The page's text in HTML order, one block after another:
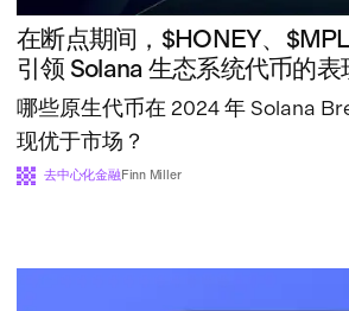
在断点期间，$HONEY、
引领 Solana 生态系统代币的表
哪些原生代币在 2024 年 Solana
现优于市场？
去中心化金融Finn Miller